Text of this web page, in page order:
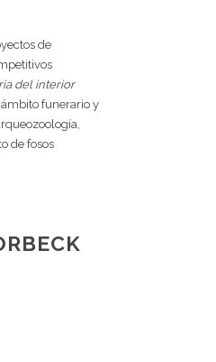
de
del interior
ámbito funerario y
de fosos